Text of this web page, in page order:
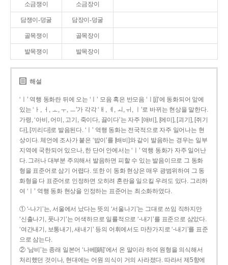
소금쟁이 소금장이
담쟁이-덩굴 담장이-덩굴
골목쟁이 골목장이
발목쟁이 발목장이
해설
‘ㅣ’ 역행 동화란 뒤에 오는 ‘ㅣ’ 모음 혹은 반모음 ‘ㅣ[j]’에 동화되어 앞에
있는 ‘ㅏ, ㅓ, ㅗ, ㅜ, ㅡ’가 각각 ‘ㅐ, ㅔ, ㅚ, ㅟ, ㅣ’로 바뀌는 현상을 말한다.
가령, ‘아비, 어미, 고기, 죽이다, 끓이다’는 자주 [애비], [에미], [괴기], [쥐기
다], [끼리다]로 발음된다. ‘ㅣ’ 역행 동화는 전국적으로 자주 일어나는 현
상이다. 체언에 조사가 붙은 ‘밥이’를 [배비]와 같이 발음하는 경우는 일부
지역에 국한되어 있으나, 한 단어 안에서는 ‘ㅣ’ 역행 동화가 자주 일어난
다. 그러나 대부분 주의해서 발음하면 피할 수 있는 발음이므로 그 동화
형을 표준어로 삼기 어렵다. 또한 이 동화 현상은 매우 광범위하여 그 동
화형을 다 표준어로 인정하면 오히려 혼란을 일으킬 우려도 있다. 그리하
여 ‘ㅣ’ 역행 동화 현상을 인정하는 표준어는 최소화하였다.
① ‘-나기’는, 서울에서 났다는 뜻의 ‘서울나기’는 그대로 쓰임 직하지만
‘신출나기, 풋나기’는 어색하므로 일률적으로 ‘-내기’를 표준으로 삼았다.
‘여간내기, 보통내기, 새내기’ 등의 어휘에서도 마찬가지로 ‘-내기’를 표준
으로 삼는다.
② ‘남비’는 종래 일본어 ‘나베[鍋]’에서 온 말이라 하여 원형을 의식해서
처리했던 것이나, 현대에는 어원 의식이 거의 사라졌다. 따라서 제5항에